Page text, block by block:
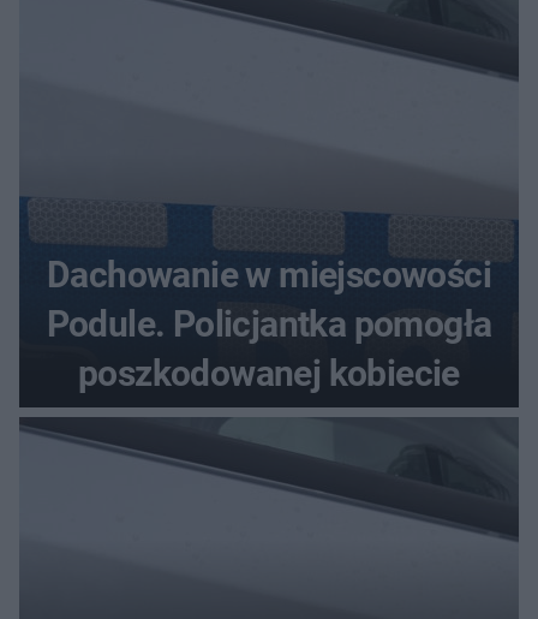
Dachowanie w miejscowości
Podule. Policjantka pomogła
poszkodowanej kobiecie